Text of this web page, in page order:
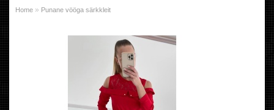
Home » Punane vööga särkkleit